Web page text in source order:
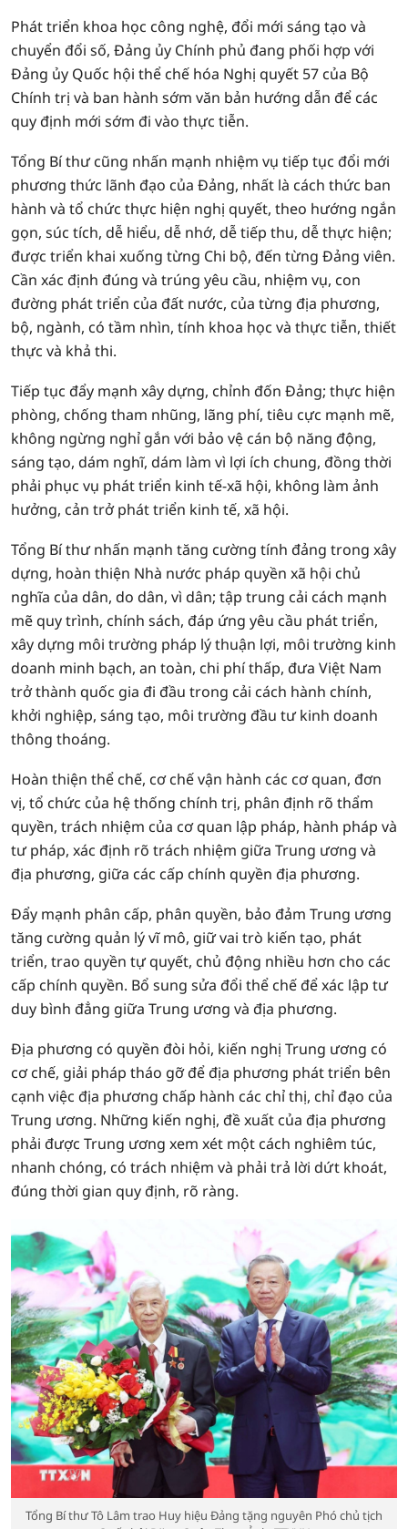
Phát triển khoa học công nghệ, đổi mới sáng tạo và
chuyển đổi số, Đảng ủy Chính phủ đang phối hợp với
Đảng ủy Quốc hội thể chế hóa Nghị quyết 57 của Bộ
Chính trị và ban hành sớm văn bản hướng dẫn để các
quy định mới sớm đi vào thực tiễn.
Tổng Bí thư cũng nhấn mạnh nhiệm vụ tiếp tục đổi mới
phương thức lãnh đạo của Đảng, nhất là cách thức ban
hành và tổ chức thực hiện nghị quyết, theo hướng ngắn
gọn, súc tích, dễ hiểu, dễ nhớ, dễ tiếp thu, dễ thực hiện;
được triển khai xuống từng Chi bộ, đến từng Đảng viên.
Cần xác định đúng và trúng yêu cầu, nhiệm vụ, con
đường phát triển của đất nước, của từng địa phương,
bộ, ngành, có tầm nhìn, tính khoa học và thực tiễn, thiết
thực và khả thi.
Tiếp tục đẩy mạnh xây dựng, chỉnh đốn Đảng; thực hiện
phòng, chống tham nhũng, lãng phí, tiêu cực mạnh mẽ,
không ngừng nghỉ gắn với bảo vệ cán bộ năng động,
sáng tạo, dám nghĩ, dám làm vì lợi ích chung, đồng thời
phải phục vụ phát triển kinh tế-xã hội, không làm ảnh
hưởng, cản trở phát triển kinh tế, xã hội.
Tổng Bí thư nhấn mạnh tăng cường tính đảng trong xây
dựng, hoàn thiện Nhà nước pháp quyền xã hội chủ
nghĩa của dân, do dân, vì dân; tập trung cải cách mạnh
mẽ quy trình, chính sách, đáp ứng yêu cầu phát triển,
xây dựng môi trường pháp lý thuận lợi, môi trường kinh
doanh minh bạch, an toàn, chi phí thấp, đưa Việt Nam
trở thành quốc gia đi đầu trong cải cách hành chính,
khởi nghiệp, sáng tạo, môi trường đầu tư kinh doanh
thông thoáng.
Hoàn thiện thể chế, cơ chế vận hành các cơ quan, đơn
vị, tổ chức của hệ thống chính trị, phân định rõ thẩm
quyền, trách nhiệm của cơ quan lập pháp, hành pháp và
tư pháp, xác định rõ trách nhiệm giữa Trung ương và
địa phương, giữa các cấp chính quyền địa phương.
Đẩy mạnh phân cấp, phân quyền, bảo đảm Trung ương
tăng cường quản lý vĩ mô, giữ vai trò kiến tạo, phát
triển, trao quyền tự quyết, chủ động nhiều hơn cho các
cấp chính quyền. Bổ sung sửa đổi thể chế để xác lập tư
duy bình đẳng giữa Trung ương và địa phương.
Địa phương có quyền đòi hỏi, kiến nghị Trung ương có
cơ chế, giải pháp tháo gỡ để địa phương phát triển bên
cạnh việc địa phương chấp hành các chỉ thị, chỉ đạo của
Trung ương. Những kiến nghị, đề xuất của địa phương
phải được Trung ương xem xét một cách nghiêm túc,
nhanh chóng, có trách nhiệm và phải trả lời dứt khoát,
đúng thời gian quy định, rõ ràng.
Tổng Bí thư Tô Lâm trao Huy hiệu Đảng tặng nguyên Phó chủ tịch